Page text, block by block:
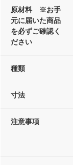
原材料 ※お手
元に届いた商品
を必ずご確認く
ださい
種類
寸法
注意事項